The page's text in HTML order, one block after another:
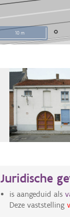
10 m
Juridische
is aangeduid als
Deze vaststelling